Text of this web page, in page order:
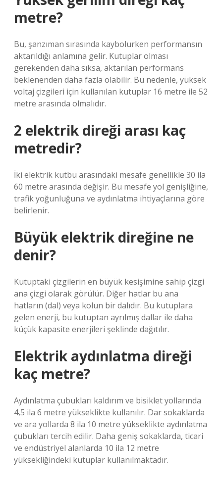
metre?
Bu, şanzıman sırasında kaybolurken performansın
aktarıldığı anlamına gelir. Kutuplar olması
gerekenden daha sıksa, aktarılan performans
beklenenden daha fazla olabilir. Bu nedenle, yüksek
voltaj çizgileri için kullanılan kutuplar 16 metre ile 52
metre arasında olmalıdır.
2 elektrik direği arası kaç
metredir?
İki elektrik kutbu arasındaki mesafe genellikle 30 ila
60 metre arasında değişir. Bu mesafe yol genişliğine,
trafik yoğunluğuna ve aydınlatma ihtiyaçlarına göre
belirlenir.
Büyük elektrik direğine ne
denir?
Kutuptaki çizgilerin en büyük kesişimine sahip çizgi
ana çizgi olarak görülür. Diğer hatlar bu ana
hatların (dal) veya kolun bir dalıdır. Bu kutuplara
gelen enerji, bu kutuptan ayrılmış dallar ile daha
küçük kapasite enerjileri şeklinde dağıtılır.
Elektrik aydınlatma direği
kaç metre?
Aydınlatma çubukları kaldırım ve bisiklet yollarında
4,5 ila 6 metre yükseklikte kullanılır. Dar sokaklarda
ve ara yollarda 8 ila 10 metre yükseklikte aydınlatma
çubukları tercih edilir. Daha geniş sokaklarda, ticari
ve endüstriyel alanlarda 10 ila 12 metre
yüksekliğindeki kutuplar kullanılmaktadır.